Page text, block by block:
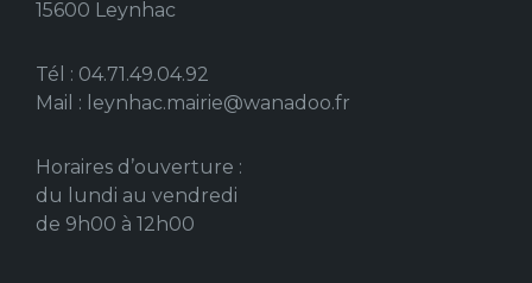
15600 Leynhac
Tél : 04.71.49.04.92
Mail : leynhac.mairie@wanadoo.fr
Horaires d’ouverture :
du lundi au vendredi
de 9h00 à 12h00